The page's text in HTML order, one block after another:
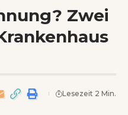
Zwei
Lesezeit 2 Min.